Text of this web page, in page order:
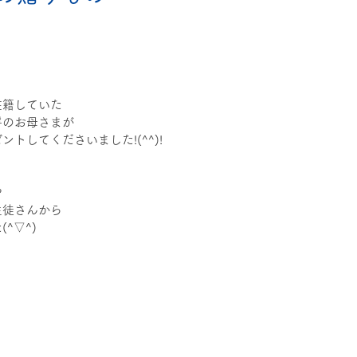
していた
お母さまが
トしてくださいました!(^^)!
さんから
(^▽^)